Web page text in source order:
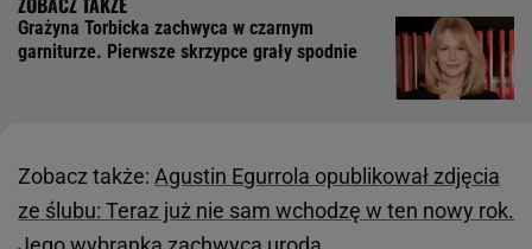
Grażyna Torbicka zachwyca w czarnym
garniturze. Pierwsze skrzypce grały spodnie
Zobacz także: Agustin Egurrola opublikował zdjęcia
ze ślubu: Teraz już nie sam wchodzę w ten nowy rok.